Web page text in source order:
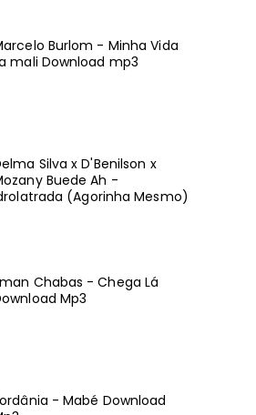
Burlom - Minha Vida
mali Download mp3
Silva x D'Benilson x
Buede Ah -
(Agorinha Mesmo)
Chabas - Chega Lá
Mp3
- Mabé Download